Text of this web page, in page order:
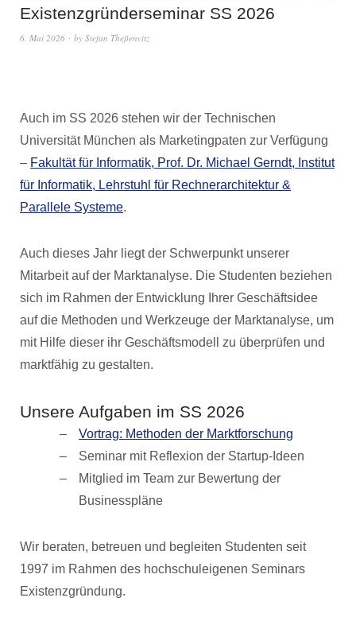
Existenzgründerseminar SS 2026
6. Mai 2026 by Stefan Theßenvitz
Auch im SS 2026 stehen wir der Technischen
Universität München als Marketingpaten zur Verfügung
– Fakultät für Informatik, Prof. Dr. Michael Gerndt, Institut
für Informatik, Lehrstuhl für Rechnerarchitektur &
Parallele Systeme.
Auch dieses Jahr liegt der Schwerpunkt unserer
Mitarbeit auf der Marktanalyse. Die Studenten beziehen
sich im Rahmen der Entwicklung Ihrer Geschäftsidee
auf die Methoden und Werkzeuge der Marktanalyse, um
mit Hilfe dieser ihr Geschäftsmodell zu überprüfen und
marktfähig zu gestalten.
Unsere Aufgaben im SS 2026
Vortrag: Methoden der Marktforschung
Seminar mit Reflexion der Startup-Ideen
Mitglied im Team zur Bewertung der
Businesspläne
Wir beraten, betreuen und begleiten Studenten seit
1997 im Rahmen des hochschuleigenen Seminars
Existenzgründung.